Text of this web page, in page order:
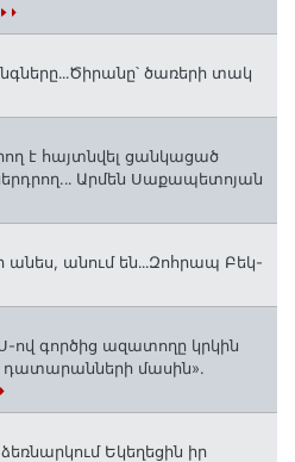
ծառերի տակ
է հայտնվել ցանկացած
Արմեն Սաքապետոյան
անում են․․․Զոհրապ Բեկ-
գործից ազատողը կրկին
դատարանների մասին».
Եկեղեցին իր